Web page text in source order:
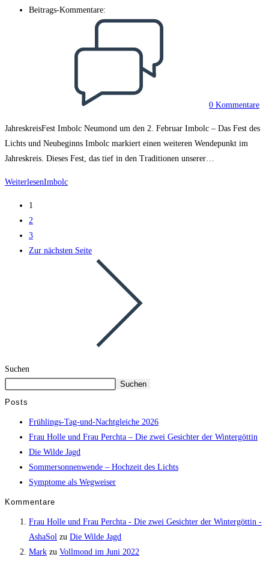
Beitrags-Kommentare:
0 Kommentare
JahreskreisFest Imbolc Neumond um den 2. Februar Imbolc – Das Fest des
Lichts und Neubeginns Imbolc markiert einen weiteren Wendepunkt im
Jahreskreis. Dieses Fest, das tief in den Traditionen unserer…
WeiterlesenImbolc
1
2
3
Zur nächsten Seite
Suchen
Suchen
Posts
Frühlings-Tag-und-Nachtgleiche 2026
Frau Holle und Frau Perchta – Die zwei Gesichter der Wintergöttin
Die Wilde Jagd
Sommersonnenwende – Hochzeit des Lichts
Symptome als Wegweiser
Kommentare
Frau Holle und Frau Perchta - Die zwei Gesichter der Wintergöttin -
AshaSol zu Die Wilde Jagd
Mark zu Vollmond im Juni 2022